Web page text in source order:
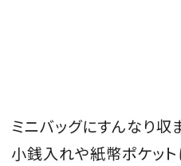
ミニバッグにすんなり収
小銭入れや紙幣ポケット